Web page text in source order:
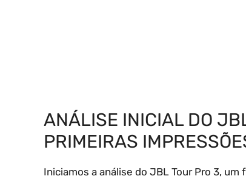
ANÁLISE INICIAL DO
PRIMEIRAS
Iniciamos a análise do JBL Tour Pro 3,